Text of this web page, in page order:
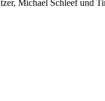
Michael Schleef und